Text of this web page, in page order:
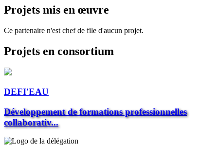
Projets mis en œuvre
Ce partenaire n'est chef de file d'aucun projet.
Projets en consortium
DEFI'EAU
Développement de formations professionnelles
collaborativ...